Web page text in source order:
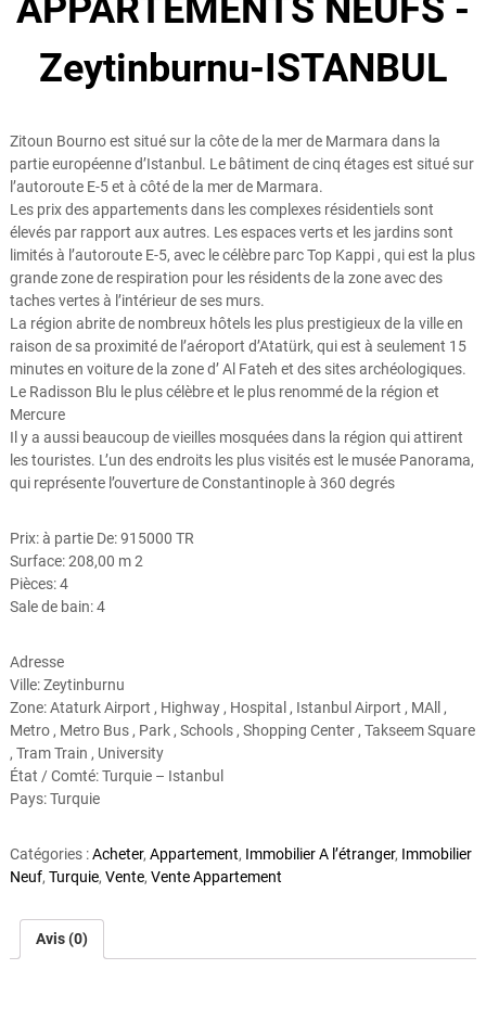
APPARTEMENTS NEUFS -
Zeytinburnu-ISTANBUL
Zitoun Bourno est situé sur la côte de la mer de Marmara dans la
partie européenne d’Istanbul. Le bâtiment de cinq étages est situé sur
l’autoroute E-5 et à côté de la mer de Marmara.
Les prix des appartements dans les complexes résidentiels sont
élevés par rapport aux autres. Les espaces verts et les jardins sont
limités à l’autoroute E-5, avec le célèbre parc Top Kappi , qui est la plus
grande zone de respiration pour les résidents de la zone avec des
taches vertes à l’intérieur de ses murs.
La région abrite de nombreux hôtels les plus prestigieux de la ville en
raison de sa proximité de l’aéroport d’Atatürk, qui est à seulement 15
minutes en voiture de la zone d’ Al Fateh et des sites archéologiques.
Le Radisson Blu le plus célèbre et le plus renommé de la région et
Mercure
Il y a aussi beaucoup de vieilles mosquées dans la région qui attirent
les touristes. L’un des endroits les plus visités est le musée Panorama,
qui représente l’ouverture de Constantinople à 360 degrés
Prix: à partie De: 915000 TR
Surface: 208,00 m 2
Pièces: 4
Sale de bain: 4
Adresse
Ville: Zeytinburnu
Zone: Ataturk Airport , Highway , Hospital , Istanbul Airport , MAll ,
Metro , Metro Bus , Park , Schools , Shopping Center , Takseem Square
, Tram Train , University
État / Comté: Turquie – Istanbul
Pays: Turquie
Catégories :Acheter, Appartement, Immobilier A l’étranger, Immobilier
Neuf, Turquie, Vente, Vente Appartement
Avis (0)